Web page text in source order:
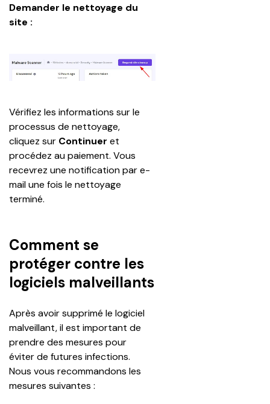
Demander le nettoyage du
site :
Vérifiez les informations sur le
processus de nettoyage,
cliquez sur Continuer et
procédez au paiement. Vous
recevrez une notification par e-
mail une fois le nettoyage
terminé.
Comment se
protéger contre les
logiciels malveillants
Après avoir supprimé le logiciel
malveillant, il est important de
prendre des mesures pour
éviter de futures infections.
Nous vous recommandons les
mesures suivantes :